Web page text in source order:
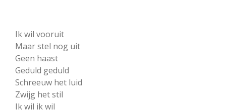
Ik wil vooruit
Maar stel nog uit
Geen haast
Geduld geduld
Schreeuw het luid
Zwijg het stil
Ik wil ik wil